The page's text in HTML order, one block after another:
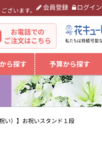
ざいます。 会員登録 ログイン
お電話での
ご注文はこちら
ら探す 予算から探す
い）】お祝いスタンド１段